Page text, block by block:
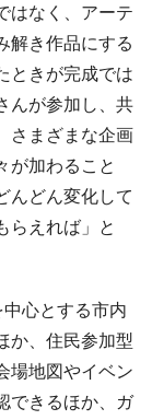
はなく、アーテ
解き作品にする
ときが完成では
んが参加し、共
さまざまな企画
が加わること
んどん変化して
らえれば」と
心とする市内
か、住民参加型
場地図やイベン
できるほか、ガ